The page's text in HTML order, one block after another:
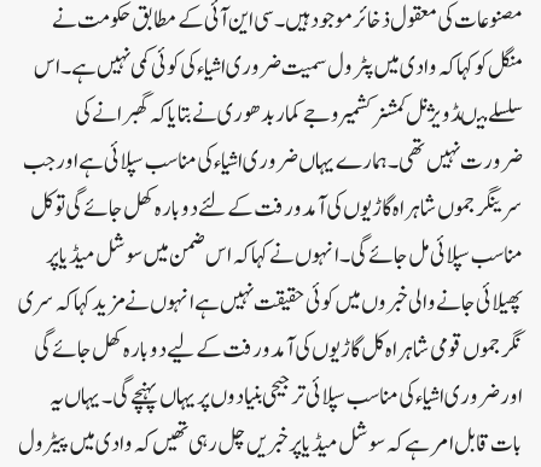
مصنوعات کی معقول ذخائر موجود ہیں۔ سی این آئی کے مطابق حکومت نے
منگل کو کہا کہ وادی میں پٹرول سمیت ضروری اشیاء کی کوئی کمی نہیں ہے ۔اس
سلسلے میںڈویژنل کمشنر کشمیر وجے کمار بدھوری نے بتایا کہ گھبرانے کی
ضرورت نہیں تھی۔ ہمارے یہاں ضروری اشیاء کی مناسب سپلائی ہے اور جب
سرینگر جموں شاہراہ گاڑیوں کی آمدورفت کے لئے دوبارہ کھل جائے گی تو کل
مناسب سپلائی مل جائے گی۔انہوں نے کہاکہ اس ضمن میں سوشل میڈیا پر
پھیلائی جانے والی خبروں میں کوئی حقیقت نہیں ہے انہوں نے مزید کہا کہ سری
نگر جموں قومی شاہراہ کل گاڑیوں کی آمدورفت کے لیے دوبارہ کھل جائے گی
اور ضروری اشیاء کی مناسب سپلائی ترجیحی بنیادوں پر یہاں پہنچے گی۔یہاں یہ
بات قابل امر ہے کہ سوشل میڈیا پر خبریں چل رہی تھیں کہ وادی میں پیٹرول